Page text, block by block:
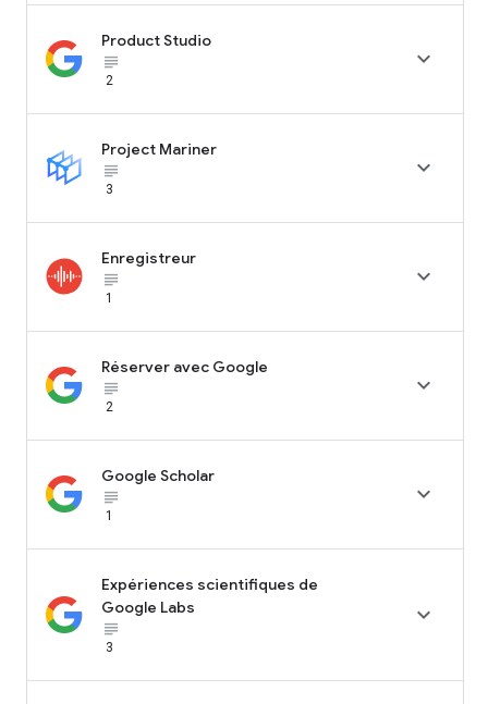
Product Studio
subject_black
2

Project Mariner
subject_black
3

Enregistreur
subject_black
1

Réserver avec Google
subject_black
2

Google Scholar
subject_black
1

Expériences scientifiques de
Google Labs
subject_black
3
